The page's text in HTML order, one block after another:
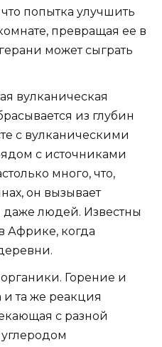
попытка улучшить
превращая ее в
может сыграть
вулканическая
из глубин
с вулканическими
с источниками
много, что,
он вызывает
людей. Известны
Африке, когда
Горение и
та же реакция
с разной